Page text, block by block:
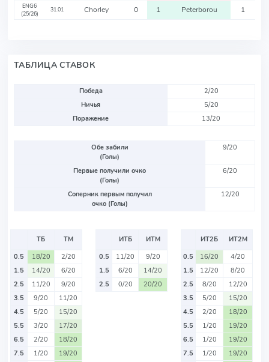
ENG6
(25/26)
31.01 Chorley 0 1 Peterborou 1
ТАБЛИЦА СТАВОК
Победа
2/20
Ничья
5/20
Поражение
13/20
Обе забили
(Голы)
9/20
Первые получили очко
(Голы)
6/20
Соперник первым получил
очко (Голы)
12/20
ТБ
ТМ
0.5
18/20
2/20
1.5
14/20
6/20
2.5
11/20
9/20
3.5
9/20
11/20
4.5
5/20
15/20
5.5
3/20
17/20
6.5
2/20
18/20
7.5
1/20
19/20
ИТБ
ИТМ
0.5
11/20
9/20
1.5
6/20
14/20
2.5
0/20 20/20
ИТ2Б
ИТ2М
0.5
16/20
4/20
1.5
12/20
8/20
2.5
8/20
12/20
3.5
5/20
15/20
4.5
2/20
18/20
5.5
1/20
19/20
6.5
1/20
19/20
7.5
1/20
19/20